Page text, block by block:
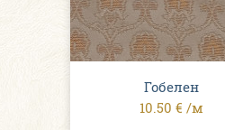
Гобелен
10.50 € /м